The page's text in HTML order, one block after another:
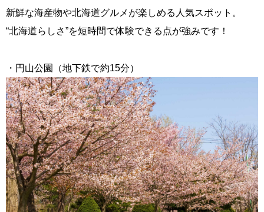
新鮮な海産物や北海道グルメが楽しめる人気スポット。
“北海道らしさ”を短時間で体験できる点が強みです！
・円山公園（地下鉄で約15分）